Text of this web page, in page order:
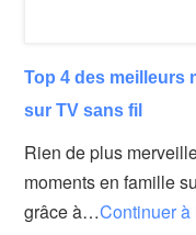
Top 4 des meilleurs
sur TV sans fil
Rien de plus
moments en famille
grâce à…Continuer à